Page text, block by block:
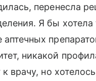
перенесла
Я бы хотела
никакой
к врачу, но